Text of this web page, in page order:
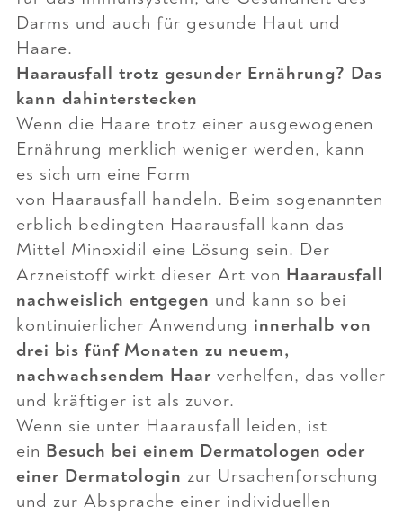
Darms und auch für gesunde Haut und
Haare.
Haarausfall trotz gesunder Ernährung? Das
kann dahinterstecken
Wenn die Haare trotz einer ausgewogenen
Ernährung merklich weniger werden, kann
es sich um eine Form
von Haarausfall handeln. Beim sogenannten
erblich bedingten Haarausfall kann das
Mittel Minoxidil eine Lösung sein. Der
Arzneistoff wirkt dieser Art von Haarausfall
nachweislich entgegen und kann so bei
kontinuierlicher Anwendung innerhalb von
drei bis fünf Monaten zu neuem,
nachwachsendem Haar verhelfen, das voller
und kräftiger ist als zuvor.
Wenn sie unter Haarausfall leiden, ist
ein Besuch bei einem Dermatologen oder
einer Dermatologin zur Ursachenforschung
und zur Absprache einer individuellen